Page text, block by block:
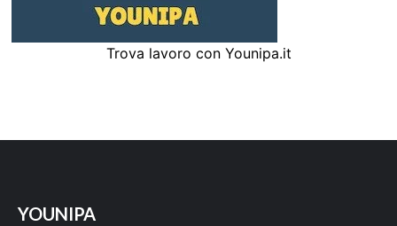
Trova lavoro con Younipa.it
YOUNIPA